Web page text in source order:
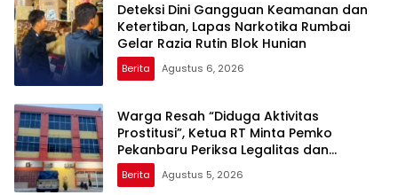
Deteksi Dini Gangguan Keamanan dan
Ketertiban, Lapas Narkotika Rumbai
Gelar Razia Rutin Blok Hunian
Berita Agustus 6, 2026
Warga Resah “Diduga Aktivitas
Prostitusi”, Ketua RT Minta Pemko
Pekanbaru Periksa Legalitas dan
Aktivitas Z Homestay di Jalan Tanjung
Datuk
Berita Agustus 5, 2026